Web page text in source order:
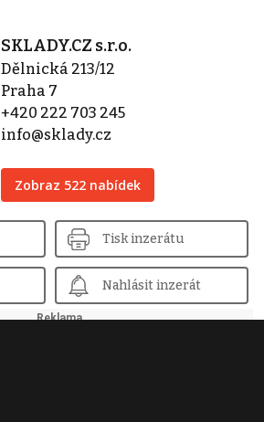
SKLADY.CZ s.r.o.
Dělnická 213/12
Praha 7
+420 222 703 245
info@sklady.cz
Zobraz 522 nabídek
Tisk inzerátu
Nahlásit inzerát